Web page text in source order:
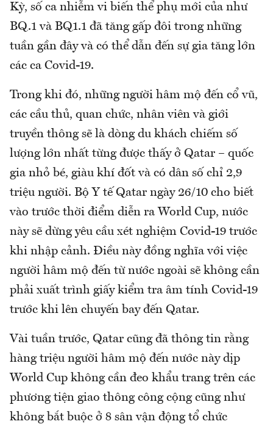
Kỳ, số ca nhiễm vi biến thể phụ mới của như
BQ.1 và BQ1.1 đã tăng gấp đôi trong những
tuần gần đây và có thể dẫn đến sự gia tăng lớn
các ca Covid-19.
Trong khi đó, những người hâm mộ đến cổ vũ,
các cầu thủ, quan chức, nhân viên và giới
truyền thông sẽ là dòng du khách chiếm số
lượng lớn nhất từng được thấy ở Qatar – quốc
gia nhỏ bé, giàu khí đốt và có dân số chỉ 2,9
triệu người. Bộ Y tế Qatar ngày 26/10 cho biết
vào trước thời điểm diễn ra World Cup, nước
này sẽ dừng yêu cầu xét nghiệm Covid-19 trước
khi nhập cảnh. Điều này đồng nghĩa với việc
người hâm mộ đến từ nước ngoài sẽ không cần
phải xuất trình giấy kiểm tra âm tính Covid-19
trước khi lên chuyến bay đến Qatar.
Vài tuần trước, Qatar cũng đã thông tin rằng
hàng triệu người hâm mộ đến nước này dịp
World Cup không cần đeo khẩu trang trên các
phương tiện giao thông công cộng cũng như
không bắt buộc ở 8 sân vận động tổ chức